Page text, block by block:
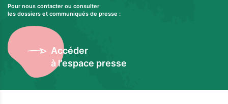
Pour nous contacter ou consulter
les dossiers et communiqués de presse :
Accéder
à l’espace presse